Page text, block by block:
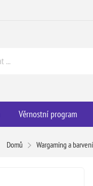
Věrnostní program
Domů Wargaming a barvení